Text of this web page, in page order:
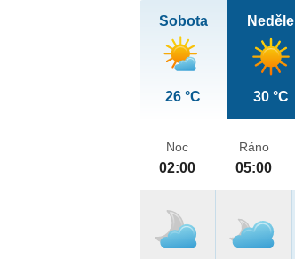
Sobota
26 °C
Neděle
30 °C
Noc
02:00
Ráno
05:00